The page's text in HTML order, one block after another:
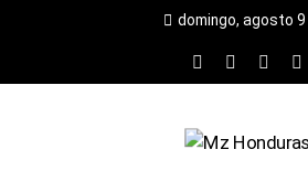
domingo, agosto 9